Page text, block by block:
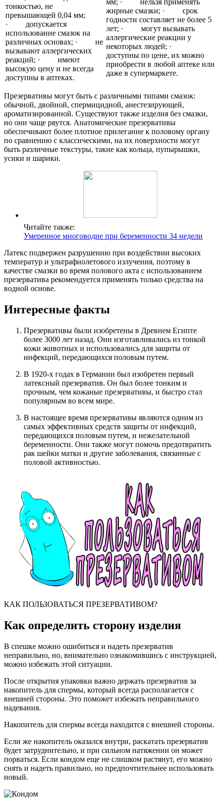
тонкостью, не
превышающей 0,04 мм;
· допускается
использование смазок на
различных основах; · не
вызывают аллергических
реакций; · имеют
высокую цену и не всегда
доступны в аптеках.
жирные смазки; · срок
годности составляет не более 5
лет; · могут вызывать
аллергические реакции у
некоторых людей; ·
доступны по цене, их можно
приобрести в любой аптеке или
даже в супермаркете.
Презервативы могут быть с различными типами смазок:
обычной, двойной, спермицидной, анестезирующей,
ароматизированной. Существуют также изделия без смазки,
но они чаще рвутся. Анатомические презервативы
обеспечивают более плотное прилегание к половому органу
по сравнению с классическими, на их поверхности могут
быть различные текстуры, такие как кольца, пупырышки,
усики и шарики.
Читайте также:
Умеренное многоводие при беременности 34 недели
Латекс подвержен разрушению при воздействии высоких
температур и ультрафиолетового излучения, поэтому в
качестве смазки во время полового акта с использованием
презерватива рекомендуется применять только средства на
водной основе.
Интересные факты
Презервативы были изобретены в Древнем Египте
более 3000 лет назад. Они изготавливались из тонкой
кожи животных и использовались для защиты от
инфекций, передающихся половым путем.
В 1920-х годах в Германии был изобретен первый
латексный презерватив. Он был более тонким и
прочным, чем кожаные презервативы, и быстро стал
популярным во всем мире.
В настоящее время презервативы являются одним из
самых эффективных средств защиты от инфекций,
передающихся половым путем, и нежелательной
беременности. Они также могут помочь предотвратить
рак шейки матки и другие заболевания, связанные с
половой активностью.
КАК ПОЛЬЗОВАТЬСЯ ПРЕЗЕРВАТИВОМ?
Как определить сторону изделия
В спешке можно ошибиться и надеть презерватив
неправильно, но, внимательно ознакомившись с инструкцией,
можно избежать этой ситуации.
После открытия упаковки важно держать презерватив за
накопитель для спермы, который всегда располагается с
внешней стороны. Это поможет избежать неправильного
надевания.
Накопитель для спермы всегда находится с внешней стороны.
Если же накопитель оказался внутри, раскатать презерватив
будет затруднительно, и при сильном натяжении он может
порваться. Если кондом еще не слишком растянут, его можно
снять и надеть правильно, но предпочтительнее использовать
новый.